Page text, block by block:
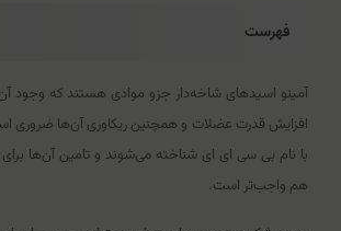
فهرست
آمینو اسیدهای شاخه‌دار جزو موادی هستند که وجود
افزایش قدرت عضلات و همچنین ریکاوری آن‌ها ضروری
با نام بی سی ای ای شناخته می‌شوند و تامین آن‌ها
هم واجب‌تر است.